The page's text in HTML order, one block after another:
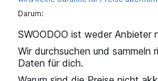
Darum:
SWOODOO ist weder Anbieter
Wir durchsuchen und sammeln
Daten für dich.